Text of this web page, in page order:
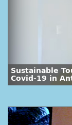
Sustainable
Covid-19 in